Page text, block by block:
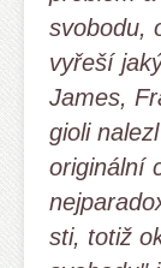
svo­bodu,
vyřeší
James,
gioli
originální
sti, totiž